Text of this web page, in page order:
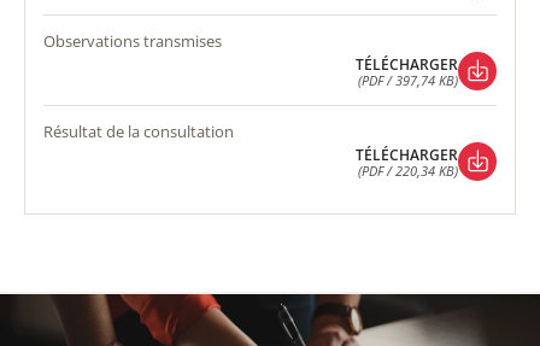
TÉLÉCHARGER
observations transmises
TÉLÉCHARGER
(PDF / 397,74 KB)
TÉLÉCHARGER
résultat de la consultation
TÉLÉCHARGER
(PDF / 220,34 KB)